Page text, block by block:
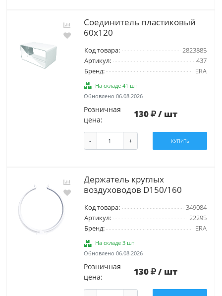
Соединитель пластиковый
60х120
Код товара:
2823885
Артикул:
437
Бренд:
ERA
На складе 41 шт
Обновлено 06.08.2026
Розничная
цена:
130 / шт
- + КУПИТЬ
Держатель круглых
воздуховодов D150/160
Код товара:
349084
Артикул:
22295
Бренд:
ERA
На складе 3 шт
Обновлено 06.08.2026
Розничная
цена:
130 / шт